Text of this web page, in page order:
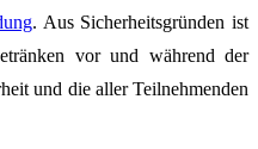
. Aus Sicherheitsgründen ist
vor und während der
und die aller Teilnehmenden